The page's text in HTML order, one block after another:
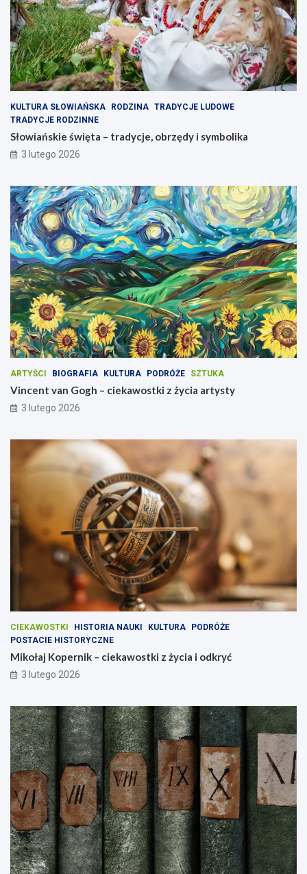
KULTURA SŁOWIAŃSKA RODZINA TRADYCJE LUDOWE
TRADYCJE RODZINNE
Słowiańskie święta – tradycje, obrzędy i symbolika
3 lutego 2026
ARTYŚCI BIOGRAFIA KULTURA PODRÓŻE SZTUKA
Vincent van Gogh – ciekawostki z życia artysty
3 lutego 2026
CIEKAWOSTKI HISTORIA NAUKI KULTURA
PODRÓŻE
POSTACIE HISTORYCZNE
Mikołaj Kopernik – ciekawostki z życia i odkryć
3 lutego 2026